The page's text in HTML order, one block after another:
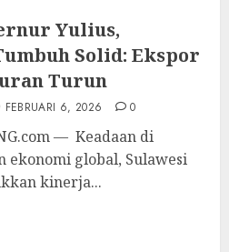
Yulius,
Solid: Ekspor
Turun
FEBRUARI 6, 2026 0
— Keadaan di
ekonomi global, Sulawesi
kinerja...